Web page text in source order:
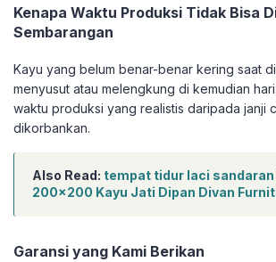
Kenapa Waktu Produksi Tidak Bisa
Sembarangan
Kayu yang belum benar-benar kering saat
menyusut atau melengkung di kemudian
waktu produksi yang realistis daripada janji
dikorbankan.
Also Read: tempat tidur laci sandaran
200×200 Kayu Jati Dipan Divan
Garansi yang Kami Berikan